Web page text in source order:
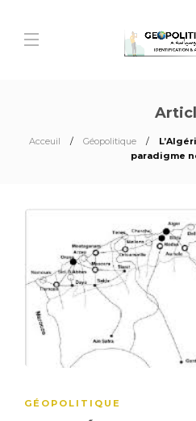
Acceuil Géopolitique
paradigme
GÉOPOLITIQUE